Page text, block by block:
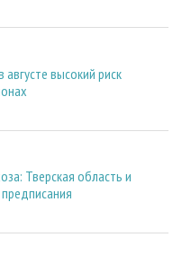
высокий риск
Тверская область и